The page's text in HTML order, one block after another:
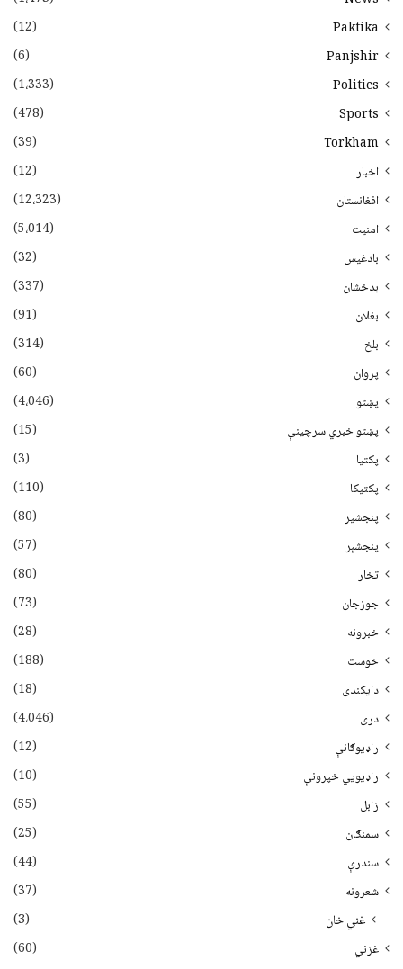
Paktika
(12)
Panjshir
(6)
Politics
(1،333)
Sports
(478)
Torkham
(39)
اخبار
(12)
افغانستان
(12،323)
امنیت
(5،014)
بادغیس
(32)
بدخشان
(337)
بغلان
(91)
بلخ
(314)
پروان
(60)
پښتو
(4،046)
پښتو خبري سرچينې
(15)
پکتيا
(3)
پکتیکا
(110)
پنجشیر
(80)
پنجشېر
(57)
تخار
(80)
جوزجان
(73)
خبرونه
(28)
خوست
(188)
دایکندی
(18)
دری
(4،046)
راډیوګانې
(12)
راډیويي خپرونې
(10)
زابل
(55)
سمنګان
(25)
سندرې
(44)
شعرونه
(37)
غني خان
(3)
غزني
(60)